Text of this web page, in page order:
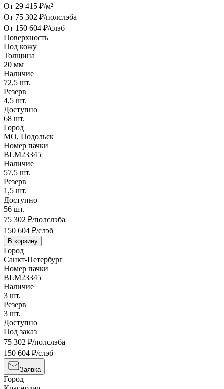
От 29 415 ₽/м²
От 75 302 ₽/полслэба
От 150 604 ₽/слэб
Поверхность
Под кожу
Толщина
20 мм
Наличие
72,5 шт.
Резерв
4,5 шт.
Доступно
68 шт.
Город
МО, Подольск
Номер пачки
BLM23345
Наличие
57,5 шт.
Резерв
1,5 шт.
Доступно
56 шт.
75 302 ₽/полслэба
150 604 ₽/слэб
В корзину
Город
Санкт-Петербург
Номер пачки
BLM23345
Наличие
3 шт.
Резерв
3 шт.
Доступно
Под заказ
75 302 ₽/полслэба
150 604 ₽/слэб
Заявка
Город